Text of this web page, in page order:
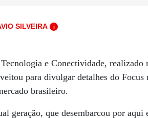
SILVEIRA i
e Conectividade,
para divulgar detalhes do
brasileiro.
geração, que desembarcou por